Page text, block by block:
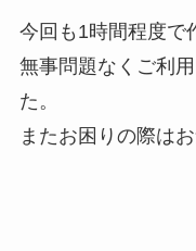
今回も1時間程度で
無事問題なくご利
た。
またお困りの際は